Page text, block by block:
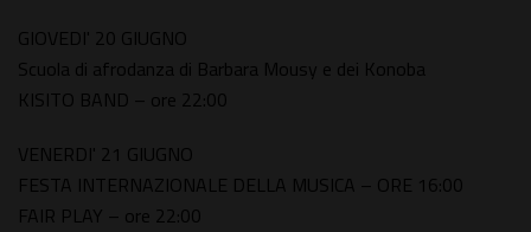
GIOVEDI' 20 GIUGNO
Scuola di afrodanza di Barbara Mousy e dei Konoba
KISITO BAND – ore 22:00
VENERDI' 21 GIUGNO
FESTA INTERNAZIONALE DELLA MUSICA – ORE 16:00
FAIR PLAY – ore 22:00